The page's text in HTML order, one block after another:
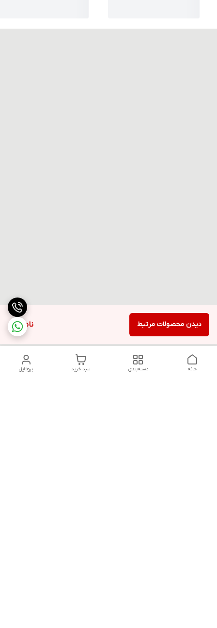
ناموجود دیدن محصولات مرتبط
پروفایل سبد خرید دسته‌بندی خانه